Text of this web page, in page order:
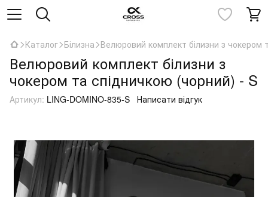
Каталог Білизна Велюровий комплект білизни з чокером
Велюровий комплект білизни з
чокером та спідничкою (чорний) - S
Артикул: LING-DOMINO-835-S Написати відгук